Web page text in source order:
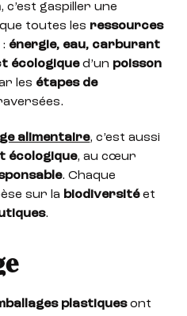
, c’est gaspiller une
toutes les ressources
énergie, eau, carburant
écologiqued’un poisson
les étapes de
alimentaire, c’est aussi
écologique, au cœur
. Chaque
sur la biodiversitéet
.
plastiquesont